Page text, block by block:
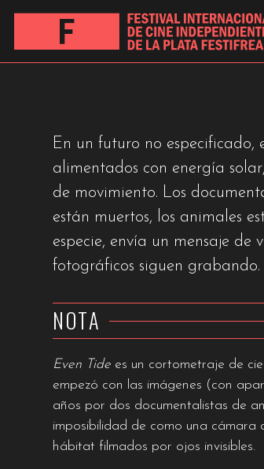
MAREA UNIFORME
En un futuro no especificado,
alimentados con energía
de movimiento. Los
están muertos, los animales
especie, envía un mensaje
fotográficos siguen grabando.
NOTA
Even Tide es un cortometraje de
empezó con las imágenes (con
años por dos documentalistas de
imposibilidad de como una cámara
hábitat filmados por ojos invisibles.